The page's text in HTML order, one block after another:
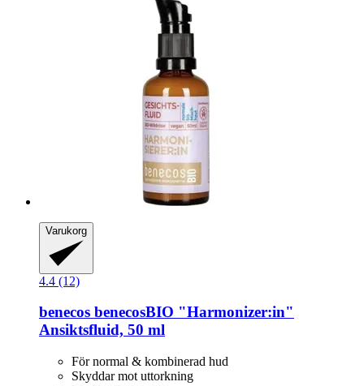
Varukorg
4.4 (12)
benecos benecosBIO "Harmonizer:in"
Ansiktsfluid, 50 ml
För normal & kombinerad hud
Skyddar mot uttorkning